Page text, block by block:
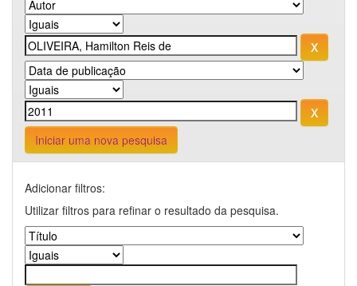
Iniciar uma nova pesquisa
Adicionar filtros:
Utilizar filtros para refinar o resultado da pesquisa.